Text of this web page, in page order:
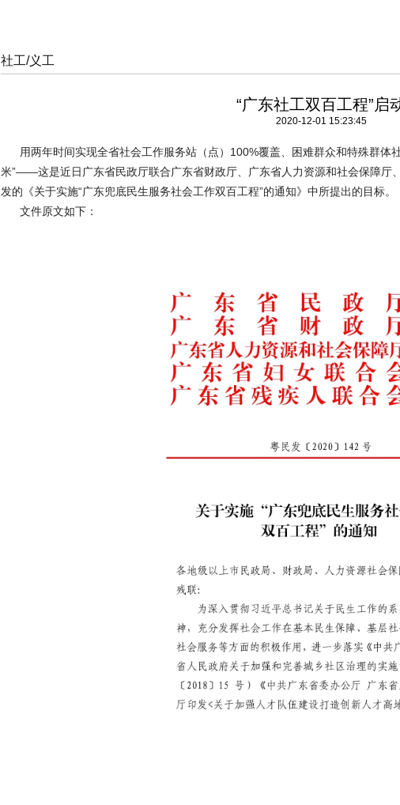
社工/义工
“广东社工双百工程”启
2020-12-01 15:23:45
用两年时间实现全省社会工作服务站（点）100%覆盖、困难群众和特殊群体
米”——这是近日广东省民政厅联合广东省财政厅、广东省人力资源和社会保障厅
发的《关于实施“广东兜底民生服务社会工作双百工程”的通知》中所提出的目标。
文件原文如下：